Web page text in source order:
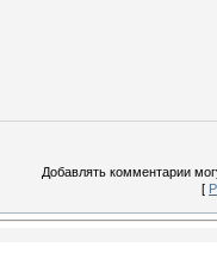
Добавлять комментарии
[